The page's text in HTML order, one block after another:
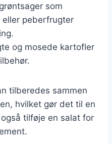
som
eller peberfrugter
og mosede kartofler
tilberedes sammen
hvilket gør det til en
tilføje en salat for